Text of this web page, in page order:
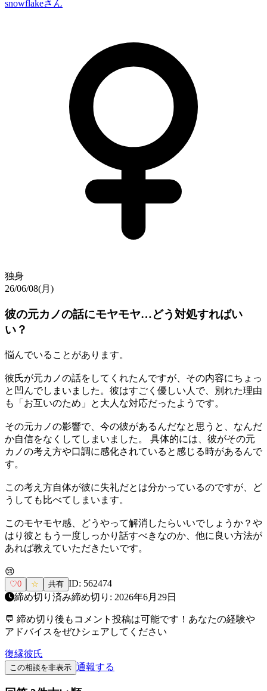
snowflakeさん
独身
26/06/08(月)
彼の元カノの話にモヤモヤ…どう対処すればい
い？
悩んでいることがあります。
彼氏が元カノの話をしてくれたんですが、その内容にちょっ
と凹んでしまいました。彼はすごく優しい人で、別れた理由
も「お互いのため」と大人な対応だったようです。
その元カノの影響で、今の彼があるんだなと思うと、なんだ
か自信をなくしてしまいました。 具体的には、彼がその元
カノの考え方や口調に感化されていると感じる時があるんで
す。
この考え方自体が彼に失礼だとは分かっているのですが、ど
うしても比べてしまいます。
このモヤモヤ感、どうやって解消したらいいでしょうか？や
はり彼ともう一度しっかり話すべきなのか、他に良い方法が
あれば教えていただきたいです。
😢
♡0 ☆ 共有 ID: 562474
締め切り済み締め切り: 2026年6月29日
💬 締め切り後もコメント投稿は可能です！あなたの経験や
アドバイスをぜひシェアしてください
復縁彼氏
この相談を非表示 通報する